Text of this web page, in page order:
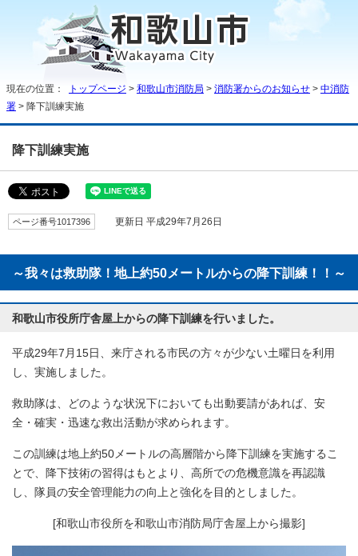
現在の位置： トップページ > 和歌山市消防局 > 消防署からのお知らせ > 中消防
署 > 降下訓練実施
降下訓練実施
ページ番号1017396 更新日 平成29年7月26日
～我々は救助隊！地上約50メートルからの降下訓練！！～
和歌山市役所庁舎屋上からの降下訓練を行いました。
平成29年7月15日、来庁される市民の方々が少ない土曜日を利用
し、実施しました。
救助隊は、どのような状況下においても出動要請があれば、安
全・確実・迅速な救出活動が求められます。
この訓練は地上約50メートルの高層階から降下訓練を実施するこ
とで、降下技術の習得はもとより、高所での危機意識を再認識
し、隊員の安全管理能力の向上と強化を目的としました。
[和歌山市役所を和歌山市消防局庁舎屋上から撮影]